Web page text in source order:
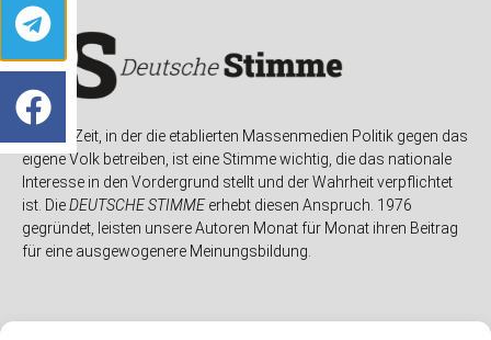
In einer Zeit, in der die etablierten Massenmedien Politik gegen das
eigene Volk betreiben, ist eine Stimme wichtig, die das nationale
Interesse in den Vordergrund stellt und der Wahrheit verpflichtet
ist. DieDEUTSCHE STIMMEerhebt diesen Anspruch. 1976
gegründet, leisten unsere Autoren Monat für Monat ihren Beitrag
für eine ausgewogenere Meinungsbildung.